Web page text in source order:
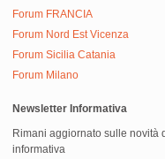
Forum FRANCIA
Forum Nord Est Vicenza
Forum Sicilia Catania
Forum Milano
Newsletter Informativa
Rimani aggiornato sulle novità
informativa